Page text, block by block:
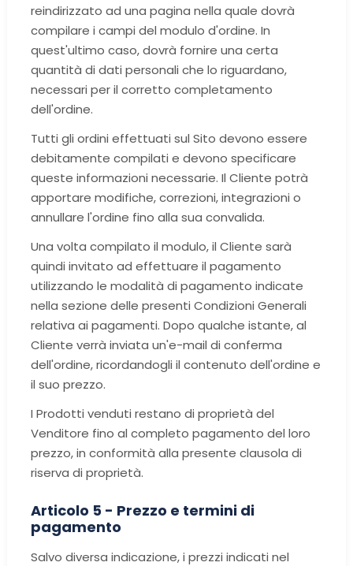
reindirizzato ad una pagina nella quale dovrà
compilare i campi del modulo d'ordine. In
quest'ultimo caso, dovrà fornire una certa
quantità di dati personali che lo riguardano,
necessari per il corretto completamento
dell'ordine.
Tutti gli ordini effettuati sul Sito devono essere
debitamente compilati e devono specificare
queste informazioni necessarie. Il Cliente potrà
apportare modifiche, correzioni, integrazioni o
annullare l'ordine fino alla sua convalida.
Una volta compilato il modulo, il Cliente sarà
quindi invitato ad effettuare il pagamento
utilizzando le modalità di pagamento indicate
nella sezione delle presenti Condizioni Generali
relativa ai pagamenti. Dopo qualche istante, al
Cliente verrà inviata un'e-mail di conferma
dell'ordine, ricordandogli il contenuto dell'ordine e
il suo prezzo.
I Prodotti venduti restano di proprietà del
Venditore fino al completo pagamento del loro
prezzo, in conformità alla presente clausola di
riserva di proprietà.
Articolo 5 - Prezzo e termini di
pagamento
Salvo diversa indicazione, i prezzi indicati nel